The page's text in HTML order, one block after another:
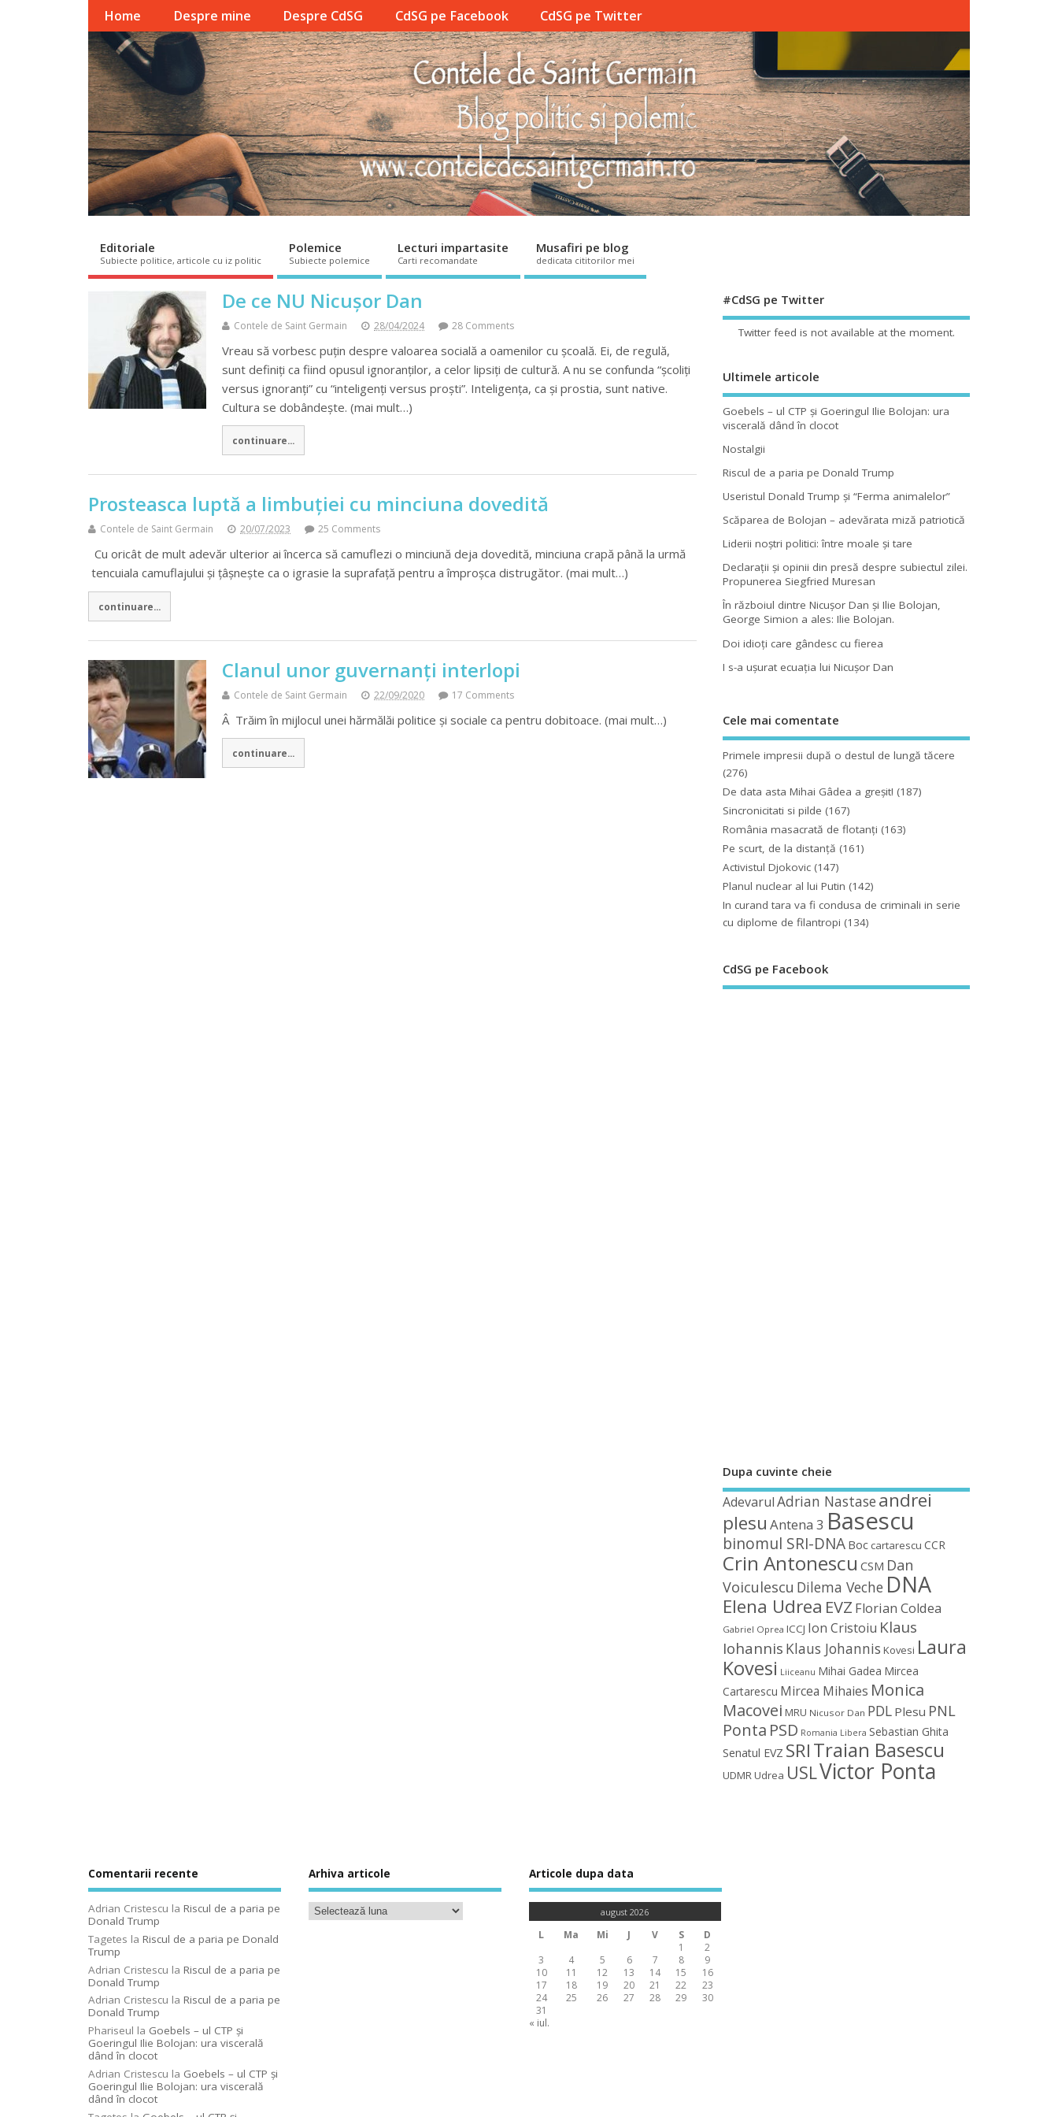
Home Despre mine Despre CdSG CdSG pe Facebook CdSG pe Twitter
Editoriale
Subiecte politice, articole cu iz politic
Polemice
Subiecte polemice
Lecturi impartasite
Carti recomandate
Musafiri pe blog
dedicata cititorilor mei
De ce NU Nicuşor Dan
Contele de Saint Germain 28/04/2024 28 Comments
Vreau să vorbesc puţin despre valoarea socială a oamenilor cu şcoală. Ei, de regulă,
sunt definiţi ca fiind opusul ignoranţilor, a celor lipsiţi de cultură. A nu se confunda “şcoliţi
versus ignoranţi” cu “inteligenţi versus proşti”. Inteligenţa, ca şi prostia, sunt native.
Cultura se dobândeşte. (mai mult…)
continuare...
Prosteasca luptă a limbuţiei cu minciuna dovedită
Contele de Saint Germain 20/07/2023 25 Comments
Cu oricât de mult adevăr ulterior ai încerca să camuflezi o minciună deja dovedită, minciuna crapă până la urmă
tencuiala camuflajului şi ţâşneşte ca o igrasie la suprafaţă pentru a împroşca distrugător. (mai mult…)
continuare...
Clanul unor guvernanți interlopi
Contele de Saint Germain 22/09/2020 17 Comments
Â Trăim în mijlocul unei hărmălăi politice și sociale ca pentru dobitoace. (mai mult…)
continuare...
#CdSG pe Twitter
Twitter feed is not available at the moment.
Ultimele articole
Goebels – ul CTP şi Goeringul Ilie Bolojan: ura
viscerală dând în clocot
Nostalgii
Riscul de a paria pe Donald Trump
Useristul Donald Trump şi “Ferma animalelor”
Scăparea de Bolojan – adevărata miză patriotică
Liderii noştri politici: între moale şi tare
Declaraţii şi opinii din presă despre subiectul zilei.
Propunerea Siegfried Muresan
În războiul dintre Nicuşor Dan şi Ilie Bolojan,
George Simion a ales: Ilie Bolojan.
Doi idioţi care gândesc cu fierea
I s-a uşurat ecuaţia lui Nicuşor Dan
Cele mai comentate
Primele impresii după o destul de lungă tăcere
(276)
De data asta Mihai Gâdea a greşit! (187)
Sincronicitati si pilde (167)
România masacrată de flotanţi (163)
Pe scurt, de la distanță (161)
Activistul Djokovic (147)
Planul nuclear al lui Putin (142)
In curand tara va fi condusa de criminali in serie
cu diplome de filantropi (134)
CdSG pe Facebook
Dupa cuvinte cheie
Adevarul Adrian Nastaseandrei
plesu Antena 3 Basescu
binomul SRI-DNA Boc cartarescu CCR
Crin Antonescu CSM Dan
Voiculescu Dilema Veche DNA
Elena Udrea EVZ Florian Coldea
Gabriel Oprea ICCJ Ion Cristoiu Klaus
Iohannis Klaus Johannis Kovesi Laura
Kovesi Liiceanu Mihai Gadea Mircea
Cartarescu Mircea Mihaies Monica
Macovei MRU Nicusor Dan PDL Plesu PNL
Ponta PSD Romania Libera Sebastian Ghita
Senatul EVZ SRITraian Basescu
UDMRUdrea USLVictor Ponta
Comentarii recente
Adrian Cristescu la Riscul de a paria pe
Donald Trump
Tagetes la Riscul de a paria pe Donald
Trump
Adrian Cristescu la Riscul de a paria pe
Donald Trump
Adrian Cristescu la Riscul de a paria pe
Donald Trump
Phariseul la Goebels – ul CTP şi
Goeringul Ilie Bolojan: ura viscerală
dând în clocot
Adrian Cristescu la Goebels – ul CTP şi
Goeringul Ilie Bolojan: ura viscerală
dând în clocot
Arhiva articole Articole dupa data
august 2026
L Ma Mi J V S
D
1
2
3
4 5 6 7 8
9
10
11 12 13 14 15
16
17
18 19 20 21 22
23
24
25 26 27 28 29
30
31
« iul.